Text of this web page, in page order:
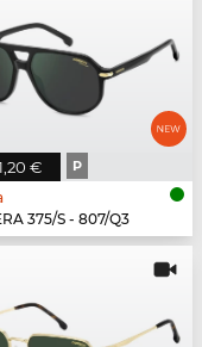
€ P
375/S - 807/Q3